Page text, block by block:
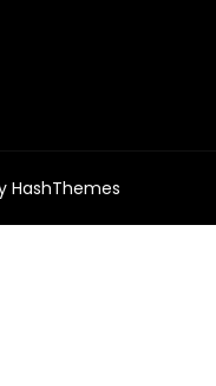
HashThemes